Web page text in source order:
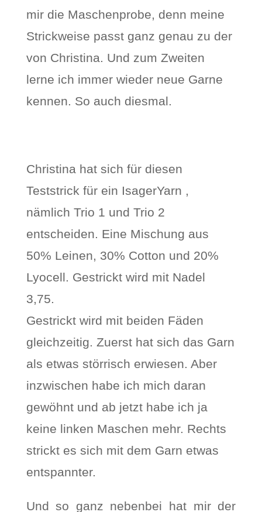
mir die Maschenprobe, denn meine
Strickweise passt ganz genau zu der
von Christina. Und zum Zweiten
lerne ich immer wieder neue Garne
kennen. So auch diesmal.
Christina hat sich für diesen
Teststrick für ein IsagerYarn ,
nämlich Trio 1 und Trio 2
entscheiden. Eine Mischung aus
50% Leinen, 30% Cotton und 20%
Lyocell. Gestrickt wird mit Nadel
3,75.
Gestrickt wird mit beiden Fäden
gleichzeitig. Zuerst hat sich das Garn
als etwas störrisch erwiesen. Aber
inzwischen habe ich mich daran
gewöhnt und ab jetzt habe ich ja
keine linken Maschen mehr. Rechts
strickt es sich mit dem Garn etwas
entspannter.
Und so ganz nebenbei hat mir der